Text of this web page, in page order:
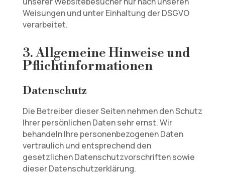
Weisungen und unter Einhaltung der DSGVO
verarbeitet.
3. Allgemeine Hinweise und
Pflicht­informationen
Datenschutz
Die Betreiber dieser Seiten nehmen den Schutz
Ihrer persönlichen Daten sehr ernst. Wir
behandeln Ihre personenbezogenen Daten
vertraulich und entsprechend den
gesetzlichen Datenschutzvorschriften sowie
dieser Datenschutzerklärung.